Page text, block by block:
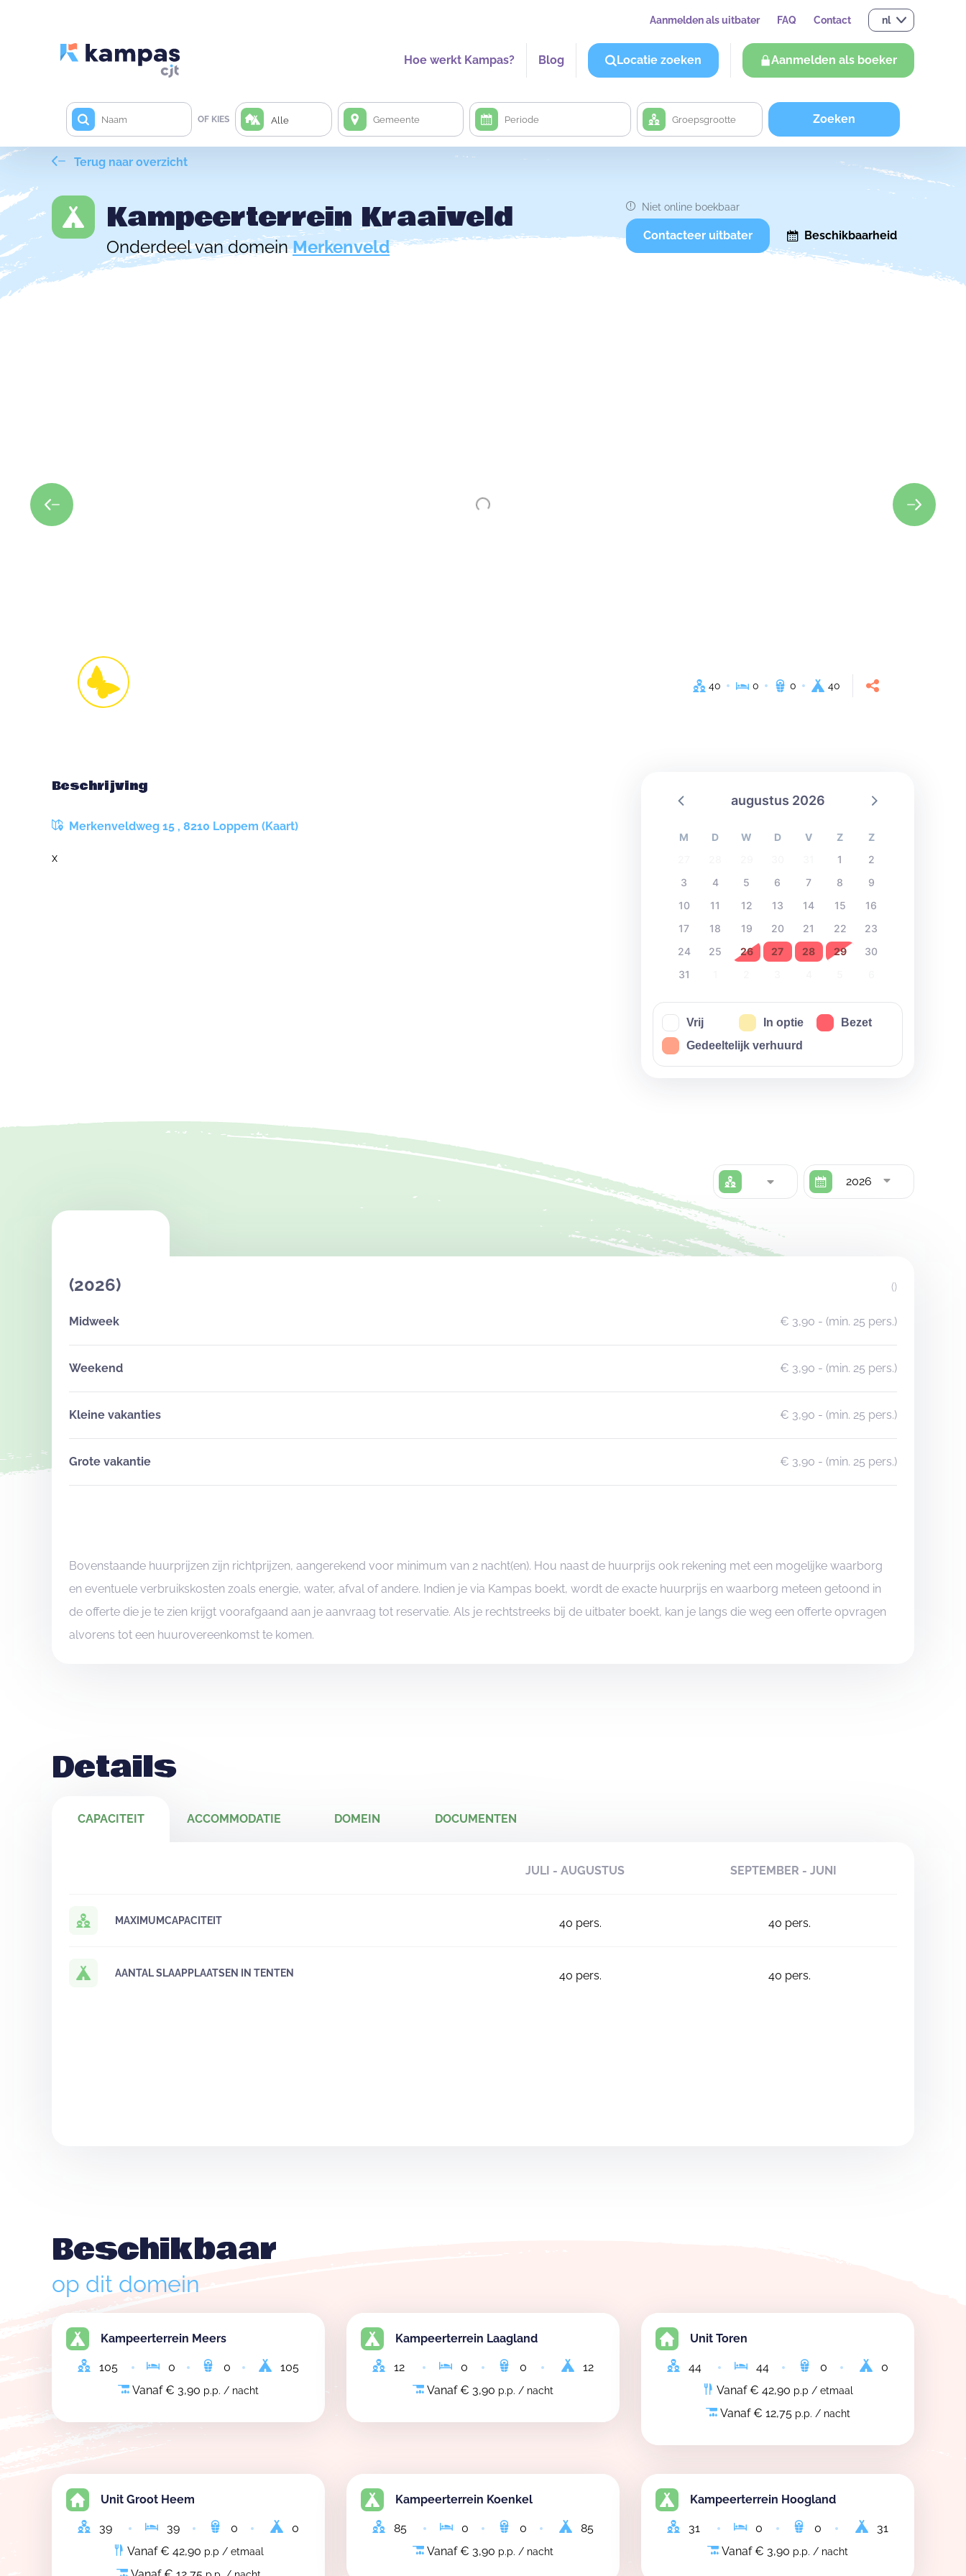
Aanmelden als uitbater FAQ Contact nl
Hoe werkt Kampas? Blog Locatie zoeken Aanmelden als boeker
OF KIES Alle Zoeken
Terug naar overzicht
Kampeerterrein Kraaiveld
Onderdeel van domeinMerkenveld
Niet online boekbaar
Contacteer uitbater Beschikbaarheid
40 0 0 40
Beschrijving
Merkenveldweg 15 , 8210 Loppem (Kaart)
x
augustus 2026
M D W D V Z
Z
1
2
3
4 5 6 7 8
9
10
11 12 13 14 15
16
17
18 19 20 21 22
23
24
25 26 27 28 29
30
31
Vrij In optie
Bezet
Gedeeltelijk verhuurd
2026
(2026) ()
Midweek € 3,90 - (min. 25 pers.)
Weekend € 3,90 - (min. 25 pers.)
Kleine vakanties € 3,90 - (min. 25 pers.)
Grote vakantie € 3,90 - (min. 25 pers.)
Bovenstaande huurprijzen zijn richtprijzen, aangerekend voor minimum van 2 nacht(en). Hou naast de huurprijs ook rekening met een mogelijke waarborg
en eventuele verbruikskosten zoals energie, water, afval of andere. Indien je via Kampas boekt, wordt de exacte huurprijs en waarborg meteen getoond in
de offerte die je te zien krijgt voorafgaand aan je aanvraag tot reservatie. Als je rechtstreeks bij de uitbater boekt, kan je langs die weg een offerte opvragen
alvorens tot een huurovereenkomst te komen.
Details
CAPACITEIT ACCOMMODATIE DOMEIN DOCUMENTEN
JULI - AUGUSTUS SEPTEMBER - JUNI
MAXIMUMCAPACITEIT 40 pers. 40 pers.
AANTAL SLAAPPLAATSEN IN TENTEN 40 pers. 40 pers.
Beschikbaar
op dit domein
Kampeerterrein Meers
105 0 0
105
Vanaf € 3,90 p.p. / nacht
Kampeerterrein Laagland
12 0 0
12
Vanaf € 3,90 p.p. / nacht
Unit Toren
44 44 0
0
Vanaf € 42,90 p.p / etmaal
Vanaf € 12,75 p.p. / nacht
Unit Groot Heem
39 39 0
0
Vanaf € 42,90 p.p / etmaal
Kampeerterrein Koenkel
85 0 0
85
Vanaf € 3,90 p.p. / nacht
Kampeerterrein Hoogland
31 0 0
31
Vanaf € 3,90 p.p. / nacht